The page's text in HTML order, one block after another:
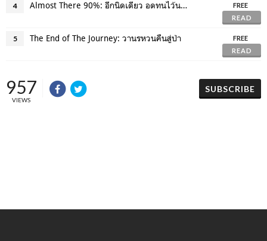
4 Almost There 90%: อีกนิดเดียว อดทนไว้นะวานร
FREE
READ
5 The End of The Journey: วานรหวนคืนสู่ป่า
FREE
READ
957
VIEWS
SUBSCRIBE